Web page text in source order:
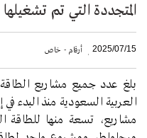
المتجددة التي تم تشغيلها
2025/07/15 أرقام - خاص
بلغ عدد جميع مشاريع الطاقة